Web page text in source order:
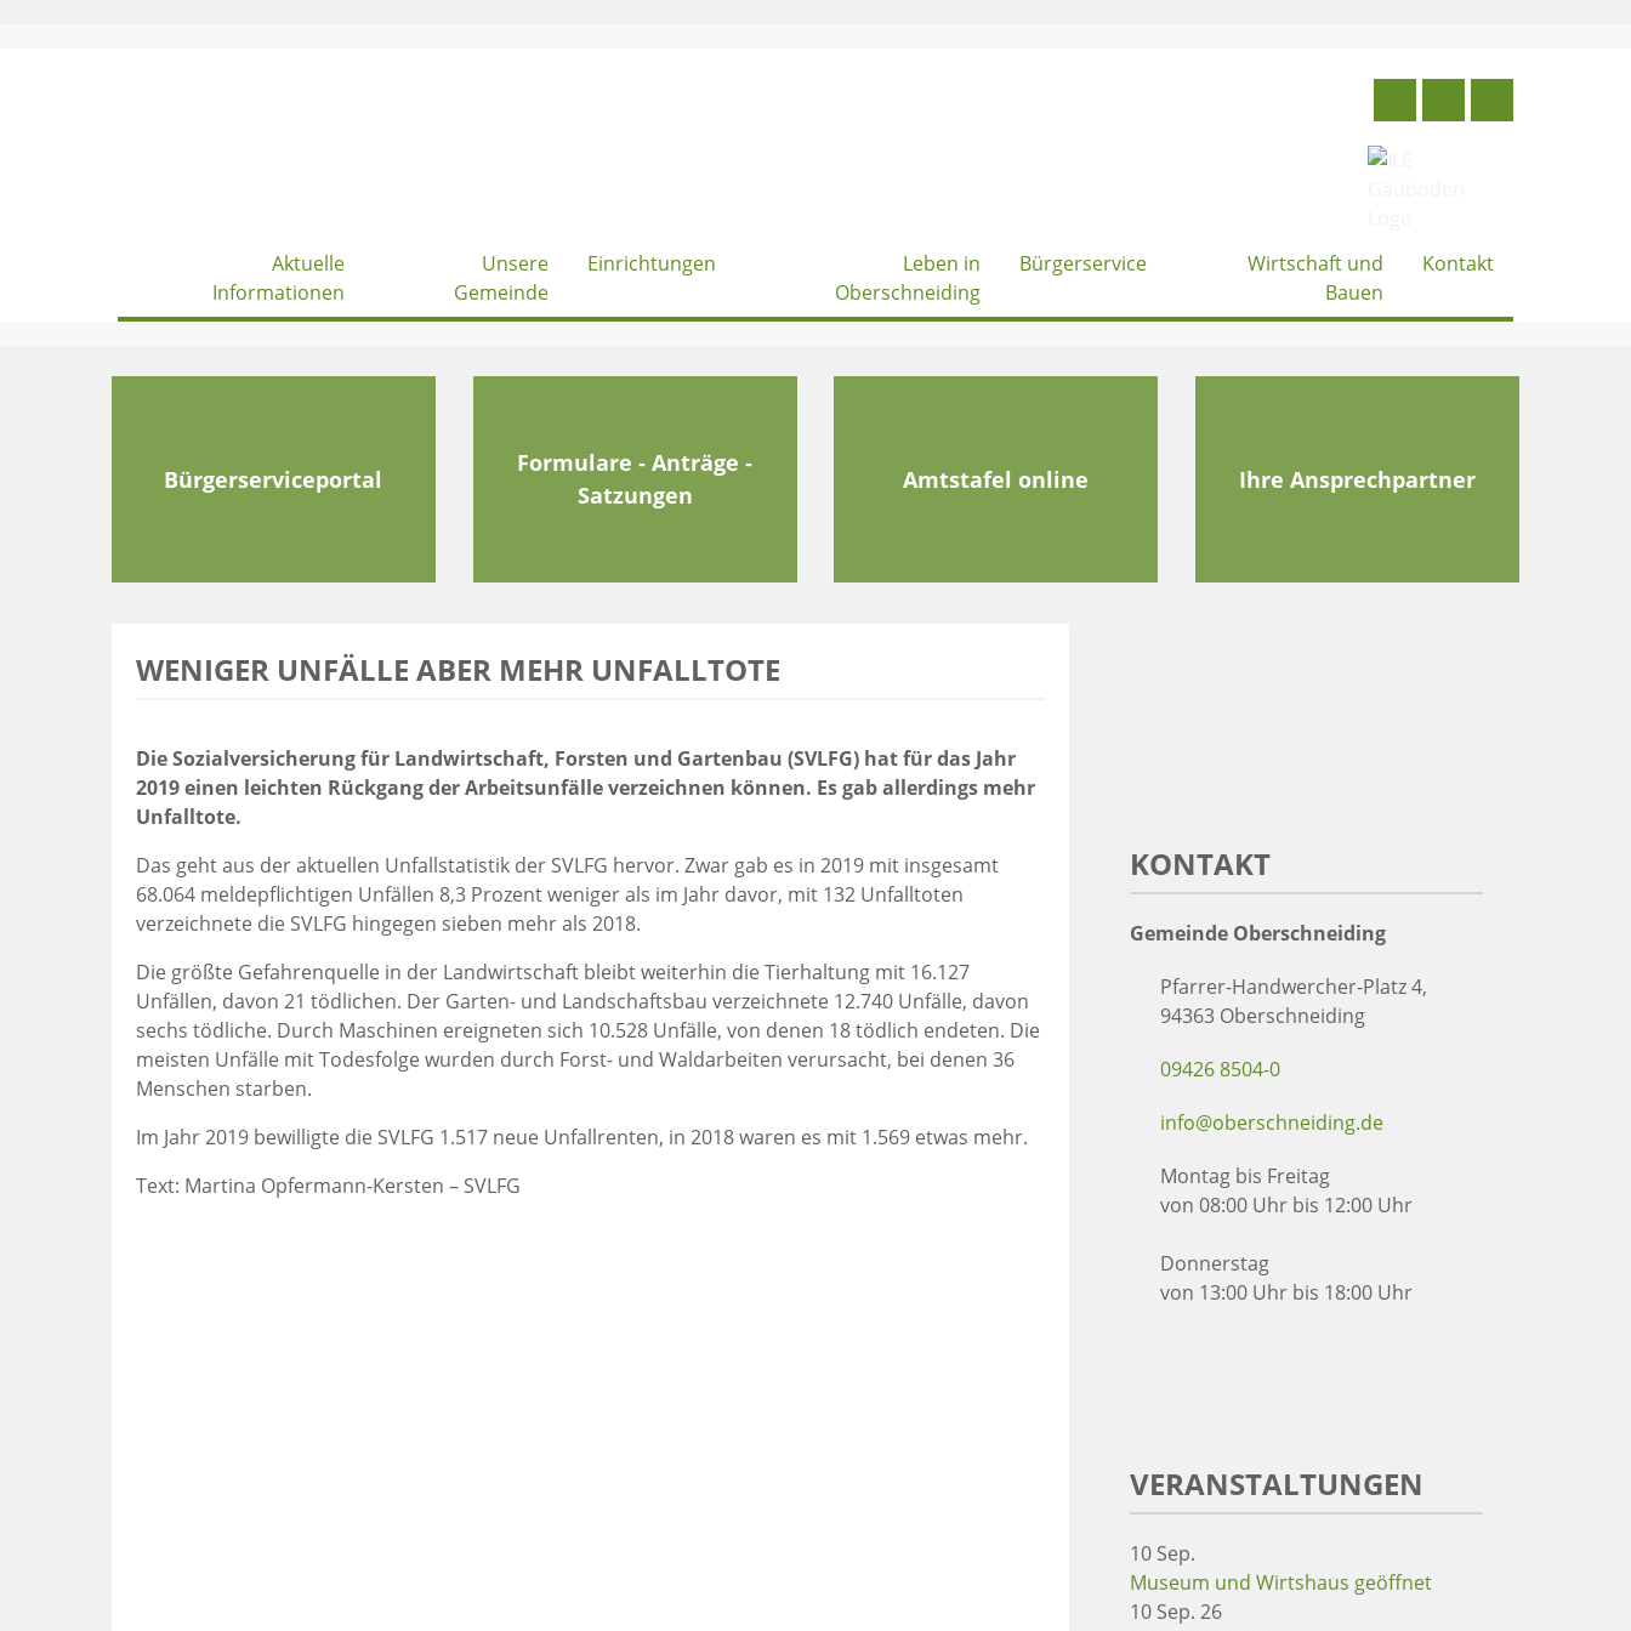
Aktuelle
Informationen
Unsere
Gemeinde
Einrichtungen
Leben in
Oberschneiding
Bürgerservice
Wirtschaft und
Bauen
Kontakt
Bürgerserviceportal
Formulare - Anträge -
Satzungen
Amtstafel online Ihre Ansprechpartner
WENIGER UNFÄLLE ABER MEHR UNFALLTOTE
Die Sozialversicherung für Landwirtschaft, Forsten und Gartenbau (SVLFG) hat für das Jahr
2019 einen leichten Rückgang der Arbeitsunfälle verzeichnen können. Es gab allerdings mehr
Unfalltote.
Das geht aus der aktuellen Unfallstatistik der SVLFG hervor. Zwar gab es in 2019 mit insgesamt
68.064 meldepflichtigen Unfällen 8,3 Prozent weniger als im Jahr davor, mit 132 Unfalltoten
verzeichnete die SVLFG hingegen sieben mehr als 2018.
Die größte Gefahrenquelle in der Landwirtschaft bleibt weiterhin die Tierhaltung mit 16.127
Unfällen, davon 21 tödlichen. Der Garten- und Landschaftsbau verzeichnete 12.740 Unfälle, davon
sechs tödliche. Durch Maschinen ereigneten sich 10.528 Unfälle, von denen 18 tödlich endeten. Die
meisten Unfälle mit Todesfolge wurden durch Forst- und Waldarbeiten verursacht, bei denen 36
Menschen starben.
Im Jahr 2019 bewilligte die SVLFG 1.517 neue Unfallrenten, in 2018 waren es mit 1.569 etwas mehr.
Text: Martina Opfermann-Kersten – SVLFG
KONTAKT
Gemeinde Oberschneiding
Pfarrer-Handwercher-Platz 4,
94363 Oberschneiding
09426 8504-0
info@oberschneiding.de
Montag bis Freitag
von 08:00 Uhr bis 12:00 Uhr
Donnerstag
von 13:00 Uhr bis 18:00 Uhr
VERANSTALTUNGEN
10 Sep.
Museum und Wirtshaus geöffnet
10 Sep. 26